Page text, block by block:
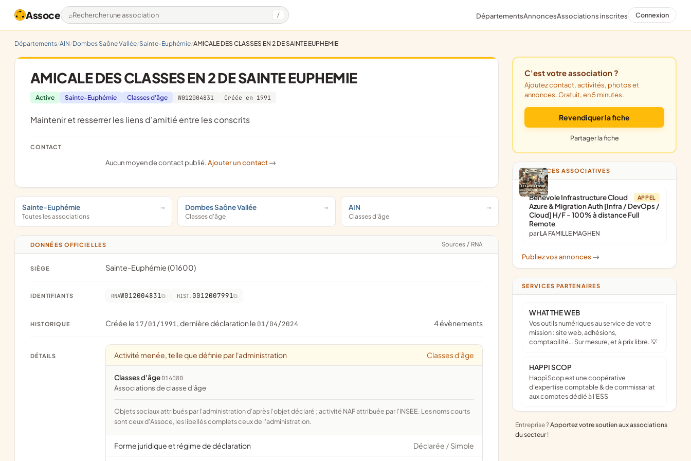
Assoce Rechercher une association / DépartementsAnnoncesAssociations inscrites Connexion
Départements AIN Dombes Saône Vallée Sainte-Euphémie AMICALE DES CLASSES EN 2 DE SAINTE EUPHEMIE
AMICALE DES CLASSES EN 2 DE SAINTE EUPHEMIE
Active Sainte-Euphémie Classes d'âge W012004831 Créée en 1991
maintenir et resserrer les liens d'amitié entre les conscrits
CONTACT
Aucun moyen de contact publié.Ajouter un contact ->
Sainte-Euphémie
Toutes les associations
Dombes Saône Vallée
Classes d'âge
AIN
Classes d'âge
DONNÉES OFFICIELLES Sources / RNA
SIÈGE Sainte-Euphémie (01600)
IDENTIFIANTS RNAW012004831 HIST. 0012007991
HISTORIQUE Créée le 17/01/1991, dernière déclaration le 01/04/2024 4 évènements
DÉTAILS Activité menée, telle que définie par l'administration Classes d'âge
Classes d'âge 014080
associations de classe d'âge
Objets sociaux attribués par l'administration d'après l'objet déclaré ; activité NAF attribuée par l'INSEE. Les noms courts
sont ceux d'Assoce, les libellés complets ceux de l'administration.
Forme juridique et régime de déclaration Déclarée / Simple
C'est votre association ?
Ajoutez contact, activités, photos et
annonces. Gratuit, en 5 minutes.
Revendiquer la fiche
Partager la fiche
ANNONCES ASSOCIATIVES
APPEL
Bénévole Infrastructure Cloud
Azure & Migration Auth [Infra / DevOps /
Cloud] H/F - 100% à distance Full
Remote
par LA FAMILLE MAGHEN
Publiez vos annonces ->
SERVICES PARTENAIRES
WHAT THE WEB
Vos outils numériques au service de votre
mission : site web, adhésions,
comptabilité… Sur mesure, et à prix libre. 💡
HAPPI SCOP
Happï Scop est une coopérative
d’expertise comptable & de commissariat
aux comptes dédié à l'ESS
Entreprise ?Apportez votre soutien aux associations
du secteur !